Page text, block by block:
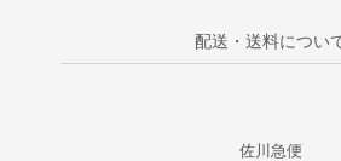
配送・送料につい
佐川急便